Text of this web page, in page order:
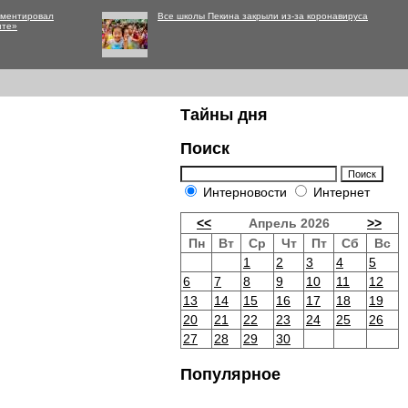
Все школы Пекина закрыли из-за коронавируса
Тайны дня
Поиск
Интерновости Интернет
<< Апрель 2026
>>
Пн
Вт Ср Чт Пт Сб
Вс
1
2 3 4
5
6
7 8 9 10 11
12
13
14 15 16 17 18
19
20
21 22 23 24 25
26
27
28 29 30
Популярное